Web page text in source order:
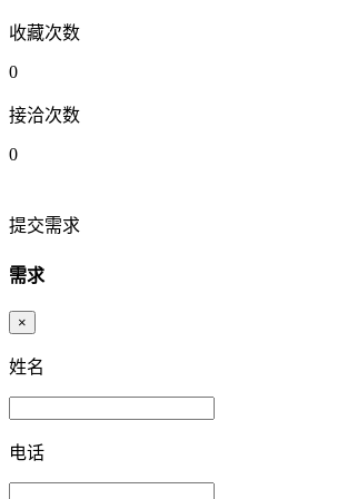
收藏次数
0
接洽次数
0
提交需求
需求
×
姓名
电话